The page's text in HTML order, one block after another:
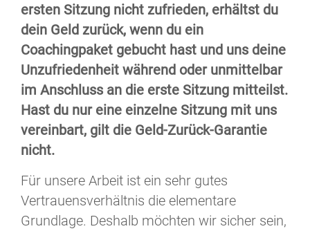
ersten Sitzung nicht zufrieden, erhältst du
dein Geld zurück, wenn du ein
Coachingpaket gebucht hast und uns deine
Unzufriedenheit während oder unmittelbar
im Anschluss an die erste Sitzung mitteilst.
Hast du nur eine einzelne Sitzung mit uns
vereinbart, gilt die Geld-Zurück-Garantie
nicht.
Für unsere Arbeit ist ein sehr gutes
Vertrauensverhältnis die elementare
Grundlage. Deshalb möchten wir sicher sein,